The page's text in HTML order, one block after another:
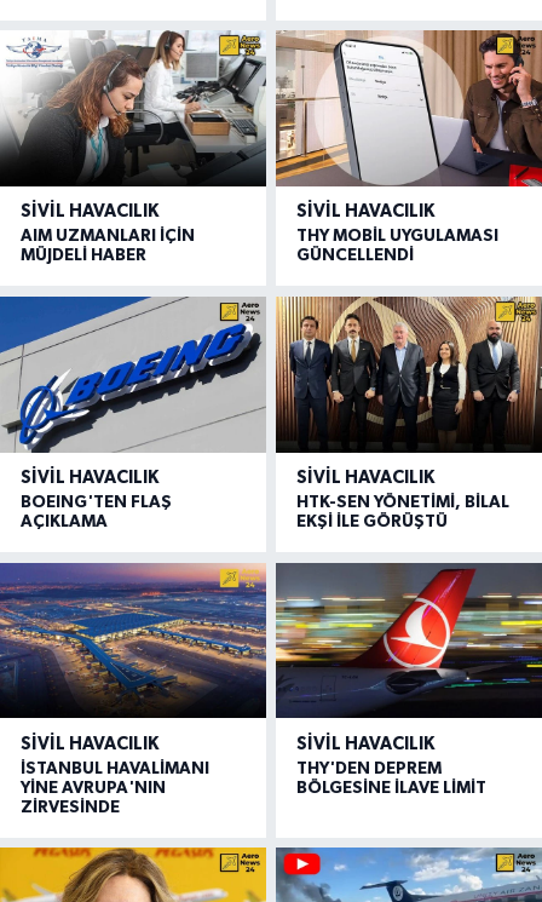
SIVIL HAVACILIK
AIM UZMANLARI İÇİN
MÜJDELİ HABER
SIVIL HAVACILIK
THY MOBİL UYGULAMASI
GÜNCELLENDİ
SIVIL HAVACILIK
BOEING'TEN FLAŞ
AÇIKLAMA
SIVIL HAVACILIK
HTK-SEN YÖNETİMİ, BİLAL
EKŞİ İLE GÖRÜŞTÜ
SIVIL HAVACILIK
İSTANBUL HAVALİMANI
YİNE AVRUPA'NIN
ZİRVESİNDE
SIVIL HAVACILIK
THY'DEN DEPREM
BÖLGESİNE İLAVE LİMİT